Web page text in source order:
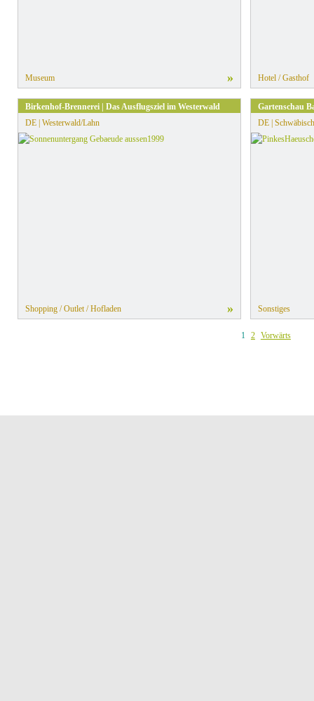
Museum » Hotel / Gasthof
Birkenhof-Brennerei | Das Ausflugsziel im Westerwald
DE | Westerwald/Lahn
Shopping / Outlet / Hofladen »
Gartenschau
DE |
Sonstiges
1 2 Vorwärts